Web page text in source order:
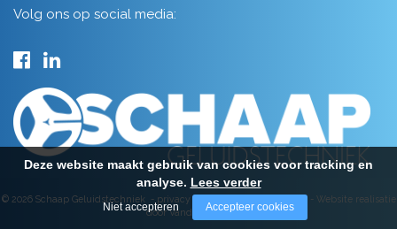
Volg ons op social media:
© 2026 Schaap Geluidstechniek - privacy - algemene voorwaarden- Website realisatie
door Vanderperk Groep
Deze website maakt gebruik van cookies voor tracking en
analyse. Lees verder
Niet accepteren Accepteer cookies